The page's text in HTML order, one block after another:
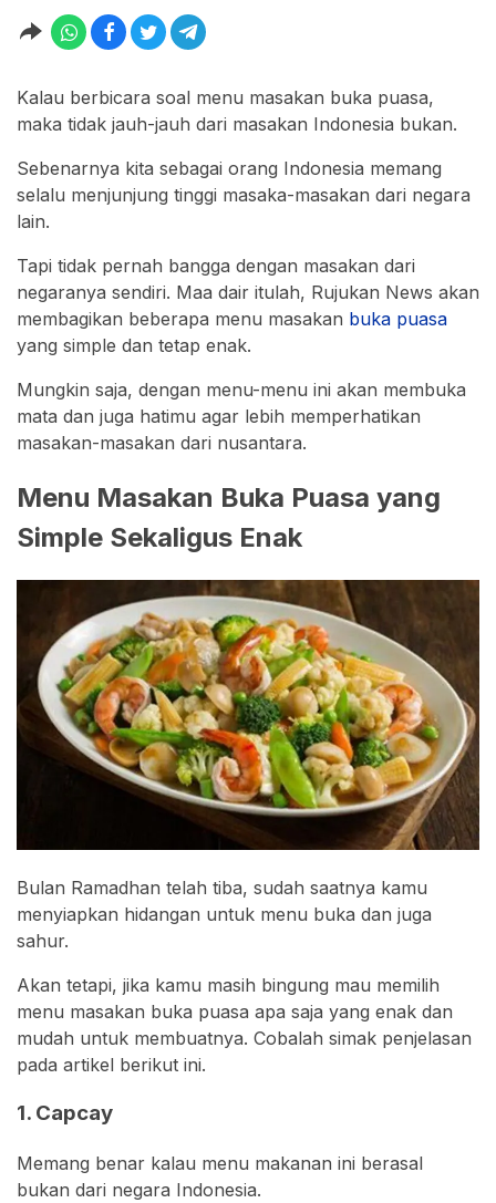
Kalau berbicara soal menu masakan buka puasa,
maka tidak jauh-jauh dari masakan Indonesia bukan.
Sebenarnya kita sebagai orang Indonesia memang
selalu menjunjung tinggi masaka-masakan dari negara
lain.
Tapi tidak pernah bangga dengan masakan dari
negaranya sendiri. Maa dair itulah, Rujukan News akan
membagikan beberapa menu masakan buka puasa
yang simple dan tetap enak.
Mungkin saja, dengan menu-menu ini akan membuka
mata dan juga hatimu agar lebih memperhatikan
masakan-masakan dari nusantara.
Menu Masakan Buka Puasa yang
Simple Sekaligus Enak
Bulan Ramadhan telah tiba, sudah saatnya kamu
menyiapkan hidangan untuk menu buka dan juga
sahur.
Akan tetapi, jika kamu masih bingung mau memilih
menu masakan buka puasa apa saja yang enak dan
mudah untuk membuatnya. Cobalah simak penjelasan
pada artikel berikut ini.
1. Capcay
Memang benar kalau menu makanan ini berasal
bukan dari negara Indonesia.